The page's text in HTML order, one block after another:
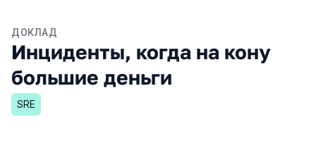
ДОКЛАД
Инциденты, когда на кону
большие деньги
SRE